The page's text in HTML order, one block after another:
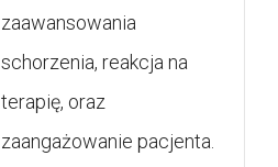
zaawansowania
schorzenia, reakcja na
terapię, oraz
zaangażowanie pacjenta.